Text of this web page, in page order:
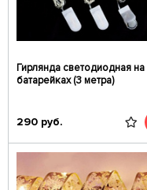
Гирлянда светодиодная на
батарейках (3 метра)
290 руб.